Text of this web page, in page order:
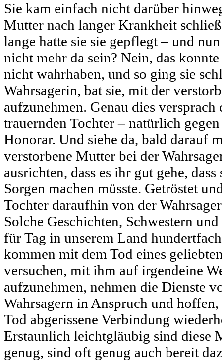
Sie kam einfach nicht darüber
Mutter nach langer Krankheit
lange hatte sie sie gepflegt – und
nicht mehr da sein? Nein, das
nicht wahrhaben, und so ging sie
Wahrsagerin, bat sie, mit der
aufzunehmen. Genau dies
trauernden Tochter – natürlich gegen
Honorar. Und siehe da, bald darauf
verstorbene Mutter bei der
ausrichten, dass es ihr gut gehe,
Sorgen machen müsste. Getröstet
Tochter daraufhin von der
Solche Geschichten, Schwestern
für Tag in unserem Land
kommen mit dem Tod eines
versuchen, mit ihm auf irgendeine
aufzunehmen, nehmen die Dienste
Wahrsagern in Anspruch und
Tod abgerissene Verbindung
Erstaunlich leichtgläubig sind diese
genug, sind oft genug auch bereit